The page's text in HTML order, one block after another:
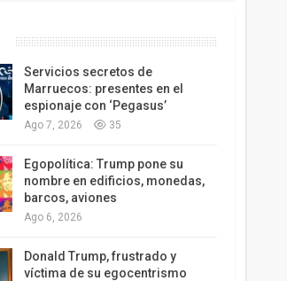
Servicios secretos de
Marruecos: presentes en el
espionaje con ‘Pegasus’
Ago 7, 2026 35
Egopolítica: Trump pone su
nombre en edificios, monedas,
barcos, aviones
Ago 6, 2026
Donald Trump, frustrado y
víctima de su egocentrismo